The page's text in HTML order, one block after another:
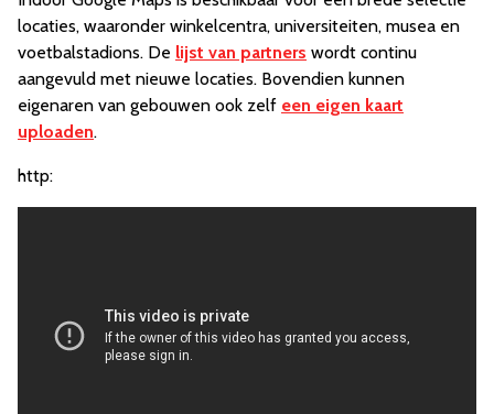
locaties, waaronder winkelcentra, universiteiten, musea en
voetbalstadions. De lijst van partners wordt continu
aangevuld met nieuwe locaties. Bovendien kunnen
eigenaren van gebouwen ook zelf een eigen kaart
uploaden.
http: